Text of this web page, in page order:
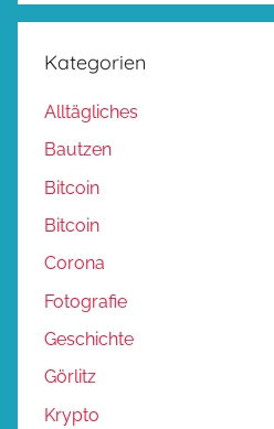
Kategorien
Alltägliches
Bautzen
Bitcoin
Bitcoin
Corona
Fotografie
Geschichte
Görlitz
Krypto